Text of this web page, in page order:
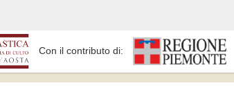
Con il contributo di: